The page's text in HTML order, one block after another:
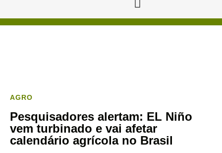
AGRO
Pesquisadores alertam: EL Niño
vem turbinado e vai afetar
calendário agrícola no Brasil